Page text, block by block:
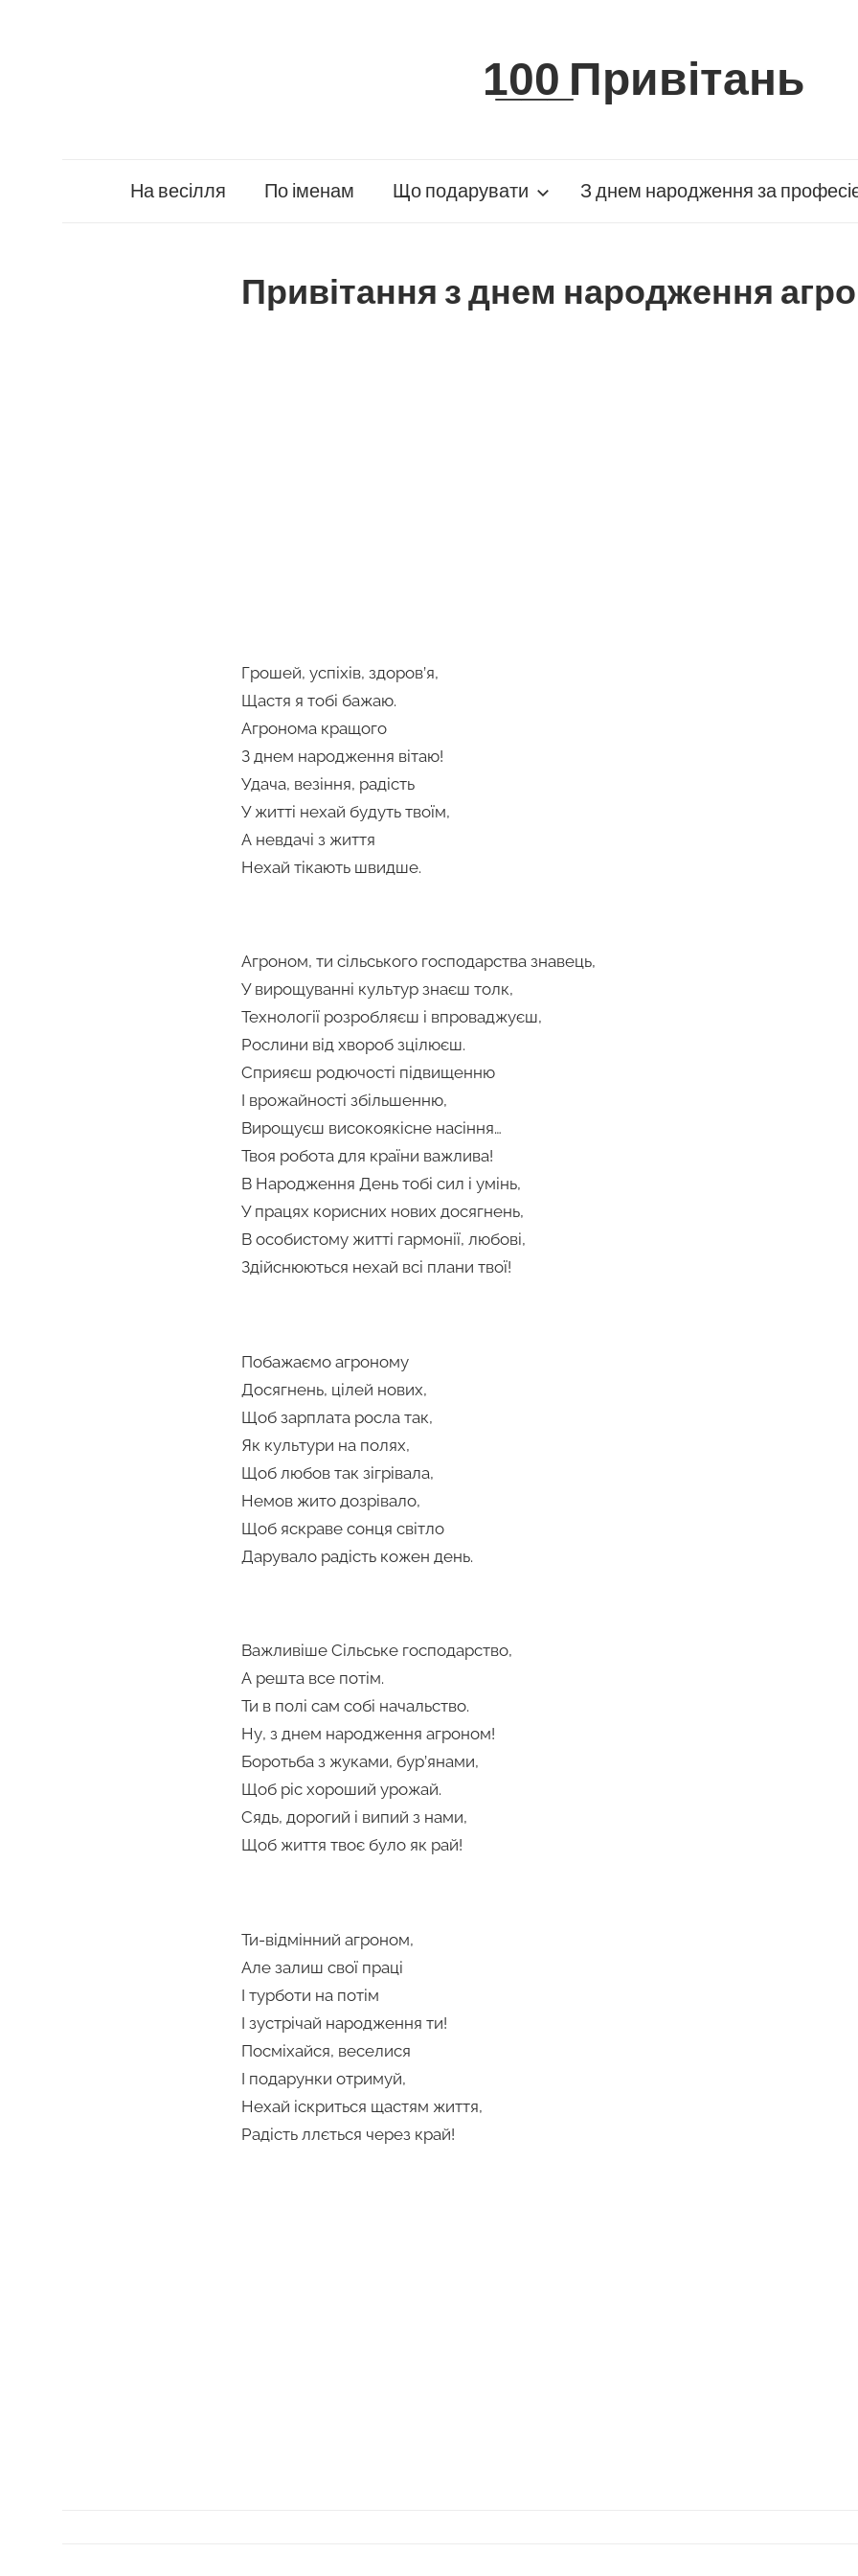
1̲0̲0̲ Привітань
На весілля По іменам Що подарувати З днем народження за
Привітання з днем народження
Грошей, успіхів, здоров’я,
Щастя я тобі бажаю.
Агронома кращого
З днем народження вітаю!
Удача, везіння, радість
У житті нехай будуть твоїм,
А невдачі з життя
Нехай тікають швидше.
Агроном, ти сільського господарства знавець,
У вирощуванні культур знаєш толк,
Технології розробляєш і впроваджуєш,
Рослини від хвороб зцілюєш.
Сприяєш родючості підвищенню
І врожайності збільшенню,
Вирощуєш високоякісне насіння…
Твоя робота для країни важлива!
В Народження День тобі сил і умінь,
У працях корисних нових досягнень,
В особистому житті гармонії, любові,
Здійснюються нехай всі плани твої!
Побажаємо агроному
Досягнень, цілей нових,
Щоб зарплата росла так,
Як культури на полях,
Щоб любов так зігрівала,
Немов жито дозрівало,
Щоб яскраве сонця світло
Дарувало радість кожен день.
Важливіше Сільське господарство,
А решта все потім.
Ти в полі сам собі начальство.
Ну, з днем народження агроном!
Боротьба з жуками, бур’янами,
Щоб ріс хороший урожай.
Сядь, дорогий і випий з нами,
Щоб життя твоє було як рай!
Ти-відмінний агроном,
Але залиш свої праці
І турботи на потім
І зустрічай народження ти!
Посміхайся, веселися
І подарунки отримуй,
Нехай іскриться щастям життя,
Радість ллється через край!